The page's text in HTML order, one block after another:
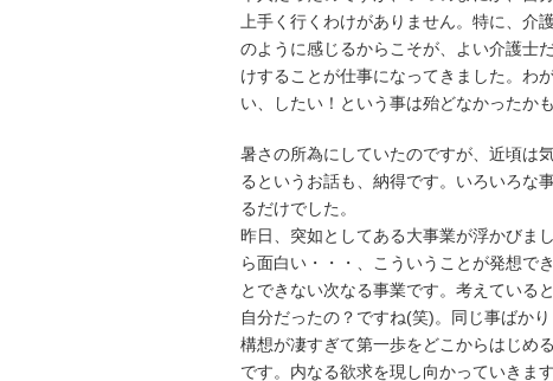
上手く行くわけがありません。特に、介
のように感じるからこそが、よい介護士
けすることが仕事になってきました。わ
い、したい！という事は殆どなかったか
暑さの所為にしていたのですが、近頃は
るというお話も、納得です。いろいろな
るだけでした。
昨日、突如としてある大事業が浮かびま
ら面白い・・・、こういうことが発想で
とできない次なる事業です。考えている
自分だったの？ですね(笑)。同じ事ばか
構想が凄すぎて第一歩をどこからはじめ
です。内なる欲求を現し向かっていきま